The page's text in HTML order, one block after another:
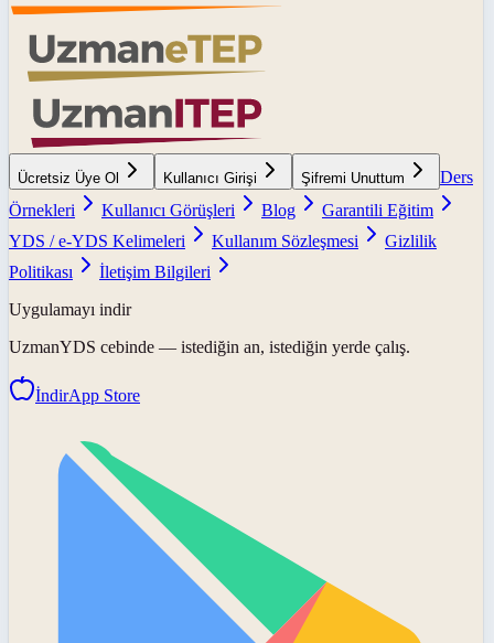
Ücretsiz Üye Ol Kullanıcı Girişi Şifremi Unuttum
Ders
Örnekleri
Kullanıcı Görüşleri Blog
Garantili Eğitim
YDS / e-YDS Kelimeleri
Kullanım Sözleşmesi
Gizlilik
Politikası
İletişim Bilgileri
Uygulamayı indir
UzmanYDS cebinde — istediğin an, istediğin yerde çalış.
İndirApp Store